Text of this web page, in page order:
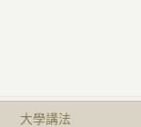
大學講法